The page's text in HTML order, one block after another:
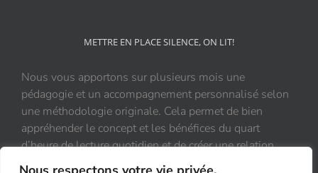
METTRE EN PLACE SILENCE, ON LIT!
Nous vous apportons sur plusieurs mois une
pédagogie et un accompagnement personnalisé selon
une méthodologie originale. Cela permet de bien
appréhender le concept et les bénéfices du quart
d’heure de lecture quotidien et de créer une relation
durable et positive au livre.